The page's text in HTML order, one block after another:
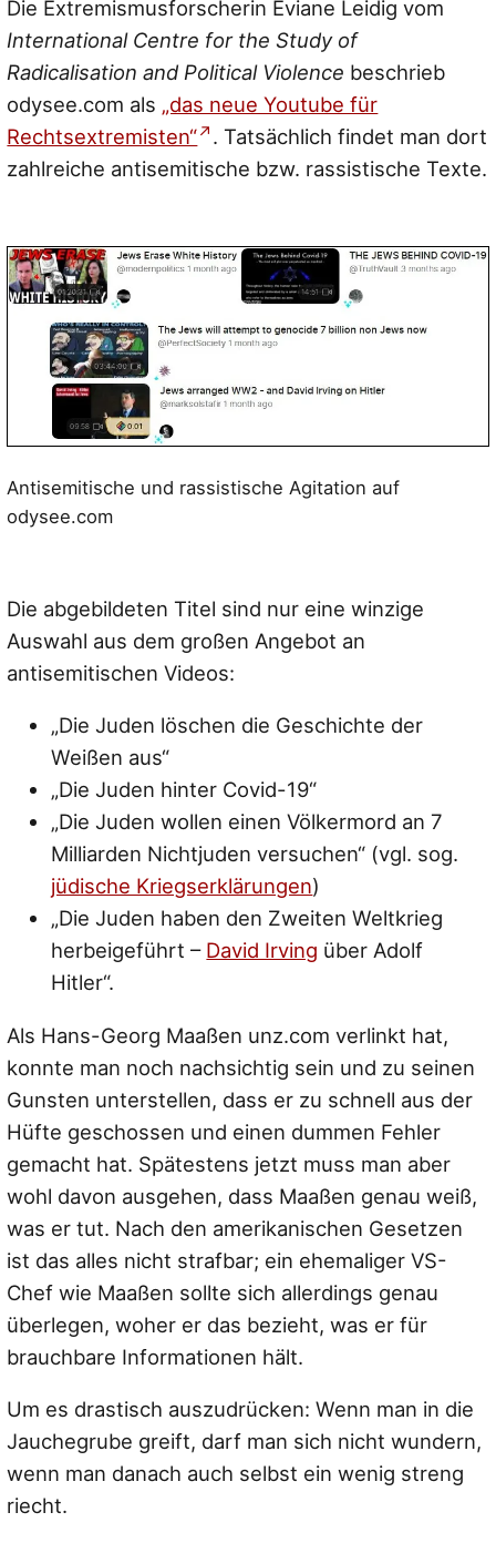
Die Extremismusforscherin Eviane Leidig vom
International Centre for the Study of
Radicalisation and Political Violence beschrieb
odysee.com als „das neue Youtube für
Rechtsextremisten“
. Tatsächlich findet man dort
zahlreiche antisemitische bzw. rassistische Texte.
Antisemitische und rassistische Agitation auf
odysee.com
Die abgebildeten Titel sind nur eine winzige
Auswahl aus dem großen Angebot an
antisemitischen Videos:
„Die Juden löschen die Geschichte der
Weißen aus“
„Die Juden hinter Covid-19“
„Die Juden wollen einen Völkermord an 7
Milliarden Nichtjuden versuchen“ (vgl. sog.
jüdische Kriegserklärungen)
„Die Juden haben den Zweiten Weltkrieg
herbeigeführt – David Irving über Adolf
Hitler“.
Als Hans-Georg Maaßen unz.com verlinkt hat,
konnte man noch nachsichtig sein und zu seinen
Gunsten unterstellen, dass er zu schnell aus der
Hüfte geschossen und einen dummen Fehler
gemacht hat. Spätestens jetzt muss man aber
wohl davon ausgehen, dass Maaßen genau weiß,
was er tut. Nach den amerikanischen Gesetzen
ist das alles nicht strafbar; ein ehemaliger VS-
Chef wie Maaßen sollte sich allerdings genau
überlegen, woher er das bezieht, was er für
brauchbare Informationen hält.
Um es drastisch auszudrücken: Wenn man in die
Jauchegrube greift, darf man sich nicht wundern,
wenn man danach auch selbst ein wenig streng
riecht.